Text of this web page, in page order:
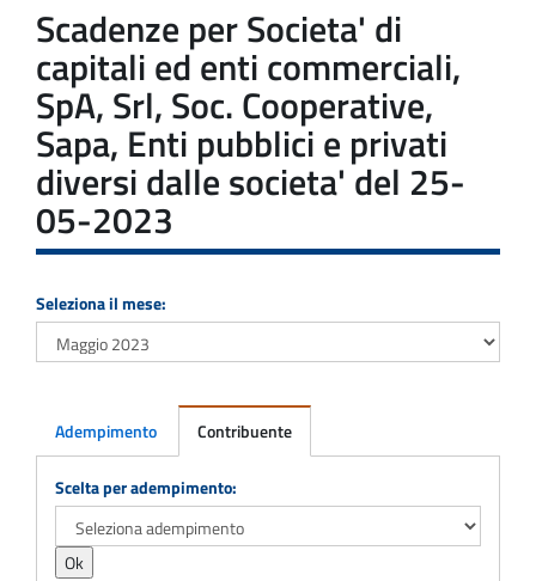
Scadenze per Societa' di
capitali ed enti commerciali,
SpA, Srl, Soc. Cooperative,
Sapa, Enti pubblici e privati
diversi dalle societa' del 25-
05-2023
Seleziona il mese:
Adempimento Contribuente
Adempimento
Scelta per adempimento: